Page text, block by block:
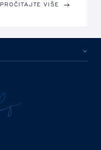
PROČITAJTE VIŠE